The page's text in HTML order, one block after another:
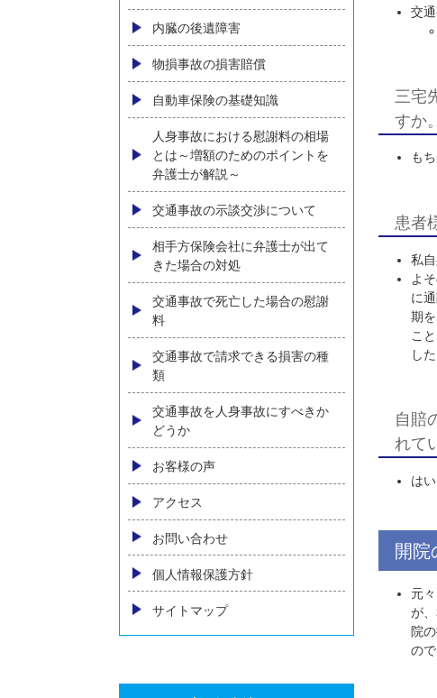
弁護士特約の有無がわからない
ご相談の流れ
後遺障害（後遺症）について
交通事故の脳外傷による後遺障
害
首の外傷
腰の外傷
内臓の後遺障害
物損事故の損害賠償
自動車保険の基礎知識
人身事故における慰謝料の相場
弁護士が解説～
相手方保険会社に弁護士が出て
きた場合の対処
交通事故で死亡した場合の慰謝
料